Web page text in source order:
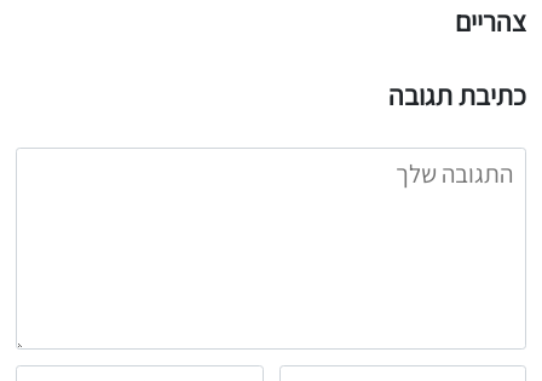
צהריים
כתיבת תגובה